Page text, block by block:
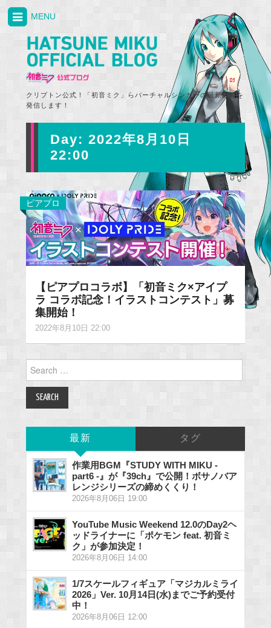
クリプトン公式！「初音ミク」らバーチャルシンガーの最新情報を
発信します！
MENU
Day: 2022年8月10日
22:00
ピアプロ
【ピアプロコラボ】「初音ミク×アイプ
ラ コラボ記念！イラストコンテスト」募
集開始！
2022年8月10日 22:00
for:
最新 タグ
作業用BGM『STUDY WITH MIKU -
part6 -』が『39ch』で公開！ボサノバア
レンジシリーズの締めくくり！
2026年8月06日 19:00
YouTube Music Weekend 12.0のDay2ヘ
ッドライナーに「ポケモン feat. 初音ミ
ク」が参加決定！
2026年8月06日 14:00
1/7スケールフィギュア「マジカルミライ
2026」Ver. 10月14日(水)までご予約受付
中！
2026年8月06日 12:00